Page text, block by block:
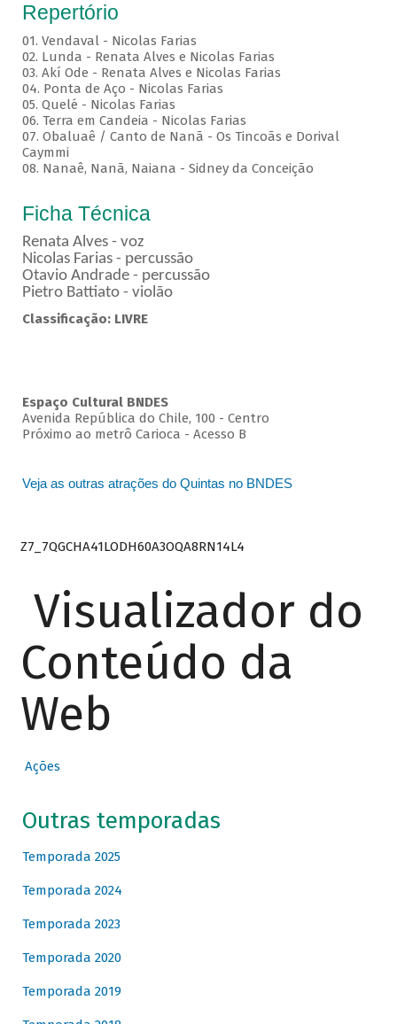
Repertório
01. Vendaval - Nicolas Farias
02. Lunda - Renata Alves e Nicolas Farias
03. Akí Ode - Renata Alves e Nicolas Farias
04. Ponta de Aço - Nicolas Farias
05. Quelé - Nicolas Farias
06. Terra em Candeia - Nicolas Farias
07. Obaluaê / Canto de Nanã - Os Tincoãs e Dorival
Caymmi
08. Nanaê, Nanã, Naiana - Sidney da Conceição
Ficha Técnica
Renata Alves - voz
Nicolas Farias - percussão
Otavio Andrade - percussão
Pietro Battiato - violão
Classificação: LIVRE
Espaço Cultural BNDES
Avenida República do Chile, 100 - Centro
Próximo ao metrô Carioca - Acesso B
Veja as outras atrações do Quintas no BNDES
Z7_7QGCHA41LODH60A3OQA8RN14L4
Visualizador do
Conteúdo da
Web
Ações
Outras temporadas
Temporada 2025
Temporada 2024
Temporada 2023
Temporada 2020
Temporada 2019